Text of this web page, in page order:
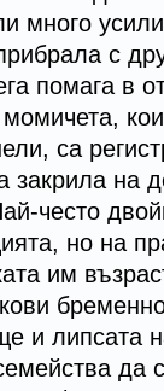
много
с
помага в
са
закрила на
често
но на
им
и липсата
да